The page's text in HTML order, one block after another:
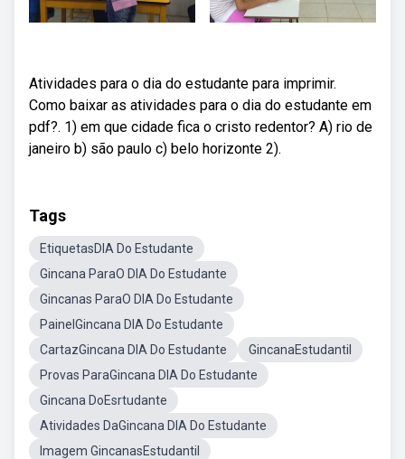
Atividades para o dia do estudante para imprimir.
Como baixar as atividades para o dia do estudante em
pdf?. 1) em que cidade fica o cristo redentor? A) rio de
janeiro b) são paulo c) belo horizonte 2).
Tags
EtiquetasDIA Do Estudante
Gincana ParaO DIA Do Estudante
Gincanas ParaO DIA Do Estudante
PainelGincana DIA Do Estudante
CartazGincana DIA Do Estudante
GincanaEstudantil
Provas ParaGincana DIA Do Estudante
Gincana DoEsrtudante
Atividades DaGincana DIA Do Estudante
Imagem GincanasEstudantil